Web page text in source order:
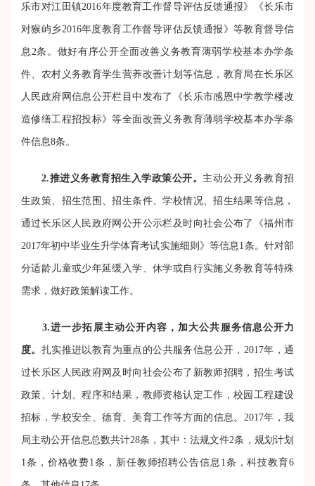
乐市对江田镇2016年度教育工作督导评估反馈通报》《长乐市
对猴屿乡2016年度教育工作督导评估反馈通报》等教育督导信
息2条。做好有序公开全面改善义务教育薄弱学校基本办学条
件、农村义务教育学生营养改善计划等信息，教育局在长乐区
人民政府网信息公开栏目中发布了《长乐市感恩中学教学楼改
造修缮工程招投标》等全面改善义务教育薄弱学校基本办学条
件信息8条。
2.推进义务教育招生入学政策公开。 主动公开义务教育招
生政策、招生范围、招生条件、学校情况、招生结果等信息，
通过长乐区人民政府网公开公示栏及时向社会公布了《福州市
2017年初中毕业生升学体育考试实施细则》等信息1条。针对部
分适龄儿童或少年延缓入学、休学或自行实施义务教育等特殊
需求，做好政策解读工作。
3.进一步拓展主动公开内容，加大公共服务信息公开力
度。 扎实推进以教育为重点的公共服务信息公开，2017年，通
过长乐区人民政府网及时向社会公布了新教师招聘，招生考试
政策、计划、程序和结果，教师资格认定工作，校园工程建设
招标，学校安全、德育、美育工作等方面的信息。2017年，我
局主动公开信息总数共计28条，其中：法规文件2条，规划计划
1条，价格收费1条，新任教师招聘公告信息1条，科技教育6